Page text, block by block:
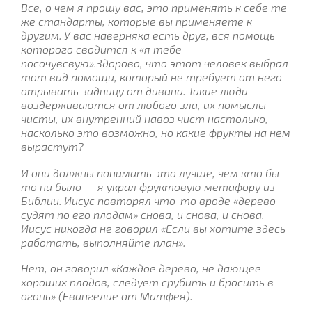
Все, о чем я прошу вас, это применять к себе те
же стандарты, которые вы применяете к
другим. У вас наверняка есть друг, вся помощь
которого сводится к «я тебе
посочувсвую».Здорово, что этот человек выбрал
тот вид помощи, который не требует от него
отрывать задницу от дивана. Такие люди
воздерживаются от любого зла, их помыслы
чисты, их внутренний навоз чист настолько,
насколько это возможно, но какие фрукты на нем
вырастут?
И они должны понимать это лучше, чем кто бы
то ни было — я украл фруктовую метафору из
Библии. Иисус повторял что-то вроде «дерево
судят по его плодам» снова, и снова, и снова.
Иисус никогда не говорил «Если вы хотите здесь
работать, выполняйте план».
Нет, он говорил «Каждое дерево, не дающее
хороших плодов, следует срубить и бросить в
огонь» (Евангелие от Матфея).